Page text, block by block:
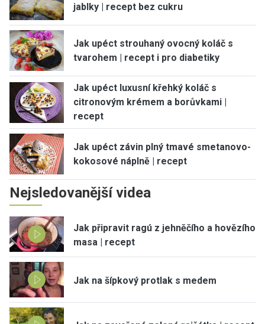
jablky | recept bez cukru
Jak upéct strouhaný ovocný koláč s
tvarohem | recept i pro diabetiky
Jak upéct luxusní křehký koláč s
citronovým krémem a borůvkami |
recept
Jak upéct závin plný tmavé smetanovo-
kokosové náplně | recept
Nejsledovanější videa
Jak připravit ragú z jehněčího a hovězího
masa | recept
Jak na šípkový protlak s medem